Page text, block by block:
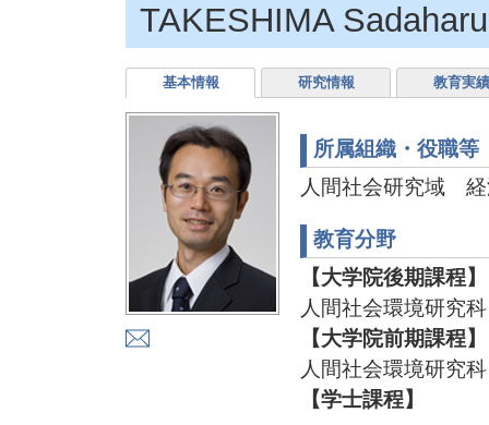
TAKESHIMA Sadaharu
基本情報 研究情報 教育実績
所属組織・役職等
人間社会研究域
教育分野
【大学院後期課程】
人間社会環境研究
【大学院前期課程】
人間社会環境研究
【学士課程】